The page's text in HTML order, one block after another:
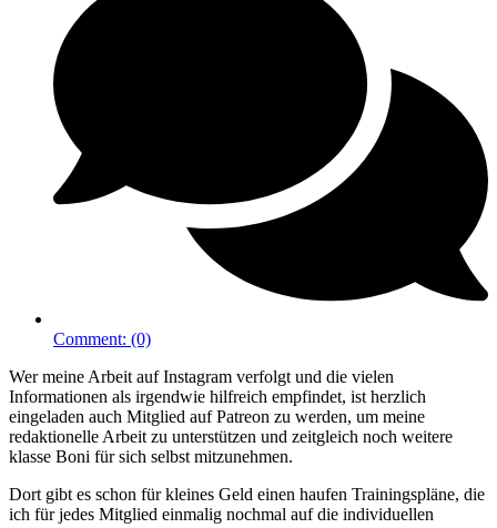
Comment: (0)
Wer meine Arbeit auf Instagram verfolgt und die vielen
Informationen als irgendwie hilfreich empfindet, ist herzlich
eingeladen auch Mitglied auf Patreon zu werden, um meine
redaktionelle Arbeit zu unterstützen und zeitgleich noch weitere
klasse Boni für sich selbst mitzunehmen.
Dort gibt es schon für kleines Geld einen haufen Trainingspläne, die
ich für jedes Mitglied einmalig nochmal auf die individuellen